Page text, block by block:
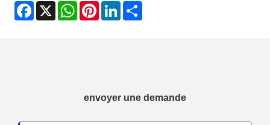
Facebook
X WhatsApp
PinterestLinkedIn
envoyer une demande